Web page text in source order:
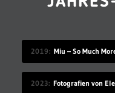
2019 Miu – So Much
2023 Fotografien von